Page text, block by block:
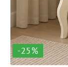
-25%